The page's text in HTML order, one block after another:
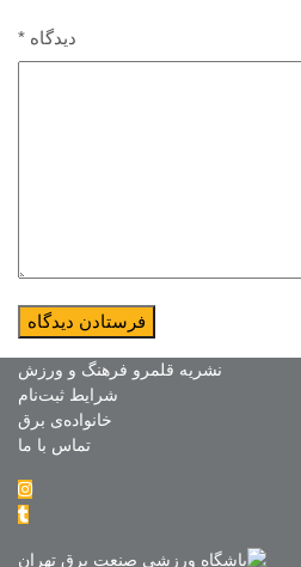
دیدگاه *
نشریه قلمرو فرهنگ و ورزش
شرایط ثبت‌نام
خانواده‌ی برق
تماس با ما